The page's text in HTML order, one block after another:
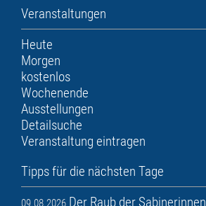
Veranstaltungen
Heute
Morgen
kostenlos
Wochenende
Ausstellungen
Detailsuche
Veranstaltung eintragen
Tipps für die nächsten Tage
09.08.2026 Der Raub der Sabinerinnen